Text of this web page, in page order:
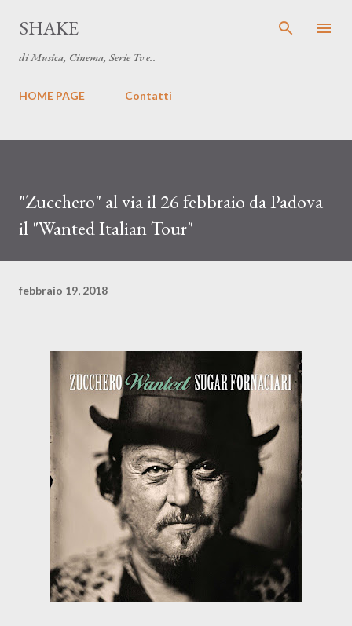
SHAKE
di Musica, Cinema, Serie Tv e..
HOME PAGE Contatti
"Zucchero" al via il 26 febbraio da Padova
il "Wanted Italian Tour"
febbraio 19, 2018